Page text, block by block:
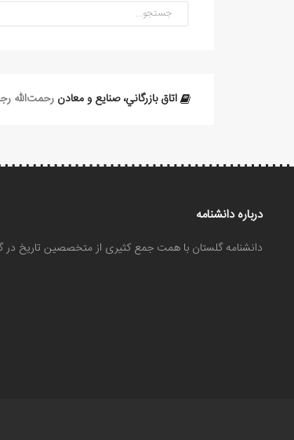
اتاق بازرگاني، صنایع و معادن رحمت‌الله
درباره دانشنامه
دانشنامه گلستان با همت جمع کثیری از متخصصین تاریخ در